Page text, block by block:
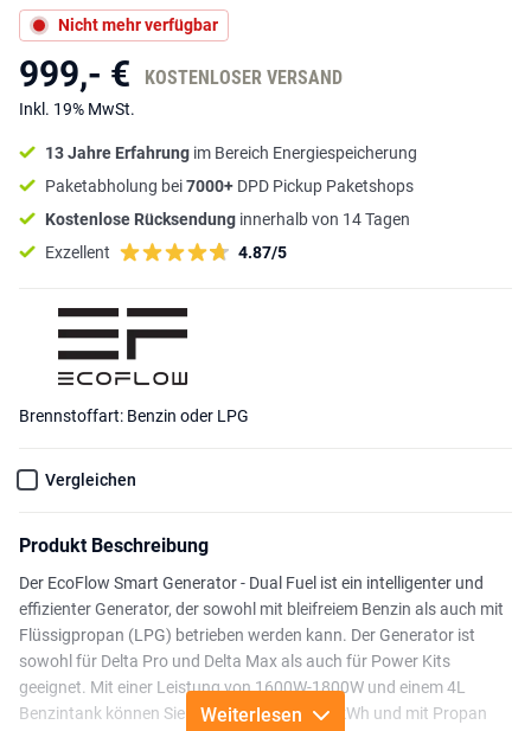
Nicht mehr verfügbar
999,- € KOSTENLOSER VERSAND
Inkl. 19% MwSt.
13 Jahre Erfahrung im Bereich Energiespeicherung
Paketabholung bei7000+ DPD Pickup Paketshops
Kostenlose Rücksendung innerhalb von 14 Tagen
Exzellent
4.87/5
Brennstoffart: Benzin oder LPG
Vergleichen
Produkt Beschreibung
Der EcoFlow Smart Generator - Dual Fuel ist ein intelligenter und
effizienter Generator, der sowohl mit bleifreiem Benzin als auch mit
Flüssigpropan (LPG) betrieben werden kann. Der Generator ist
sowohl für Delta Pro und Delta Max als auch für Power Kits
geeignet. Mit einer Leistung von 1600W-1800W und einem 4L
Benzintank können Sie mit Benzin bis zu 5,4kWh und mit Propan
Weiterlesen